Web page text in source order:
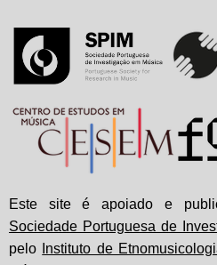
Este site é apoiado e
Sociedade Portuguesa de
pelo
Instituto de